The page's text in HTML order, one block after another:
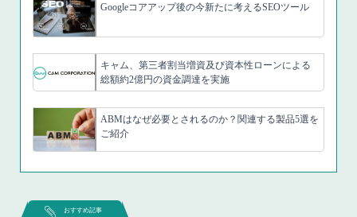
Googleコアアップ後の今新たに考えるSEOツール
キャム、第三者割当増資及び資本性ローンによる
総額約2億円の資金調達を実施
ABMはなぜ必要とされるのか？関連する製品5選を
ご紹介
おすすめ記事